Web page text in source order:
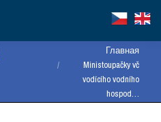
Главная
Ministoupačky vč
vodícího vodního
hospod…